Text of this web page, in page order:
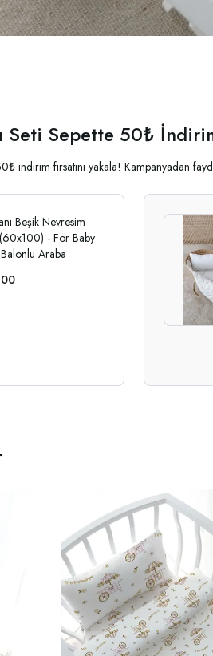
Seti Sepette 50₺
indirim fırsatını yakala! Kampanyadan
Beşik Nevresim
(60x100) - For Baby
Araba